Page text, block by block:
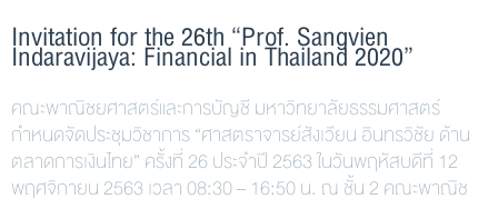
Invitation for the 26th “Prof. Sangvien
Indaravijaya: Financial in Thailand 2020”
คณะพาณิชยศาสตร์และการบัญชี มหาวิทยาลัยธรรมศาสตร์
กำหนดจัดประชุมวิชาการ “ศาสตราจารย์สังเวียน อินทรวิชัย ด้าน
ตลาดการเงินไทย” ครั้งที่ 26 ประจำปี 2563 ในวันพฤหัสบดีที่ 12
พฤศจิกายน 2563 เวลา 08:30 – 16:50 น. ณ ชั้น 2 คณะพาณิช